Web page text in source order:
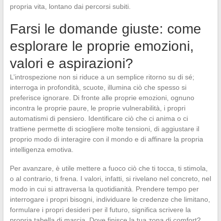
propria vita, lontano dai percorsi subiti.
Farsi le domande giuste: come
esplorare le proprie emozioni,
valori e aspirazioni?
L’introspezione non si riduce a un semplice ritorno su di sé;
interroga in profondità, scuote, illumina ciò che spesso si
preferisce ignorare. Di fronte alle proprie emozioni, ognuno
incontra le proprie paure, le proprie vulnerabilità, i propri
automatismi di pensiero. Identificare ciò che ci anima o ci
trattiene permette di sciogliere molte tensioni, di aggiustare il
proprio modo di interagire con il mondo e di affinare la propria
intelligenza emotiva.
Per avanzare, è utile mettere a fuoco ciò che ti tocca, ti stimola,
o al contrario, ti frena. I valori, infatti, si rivelano nel concreto, nel
modo in cui si attraversa la quotidianità. Prendere tempo per
interrogare i propri bisogni, individuare le credenze che limitano,
formulare i propri desideri per il futuro, significa scrivere la